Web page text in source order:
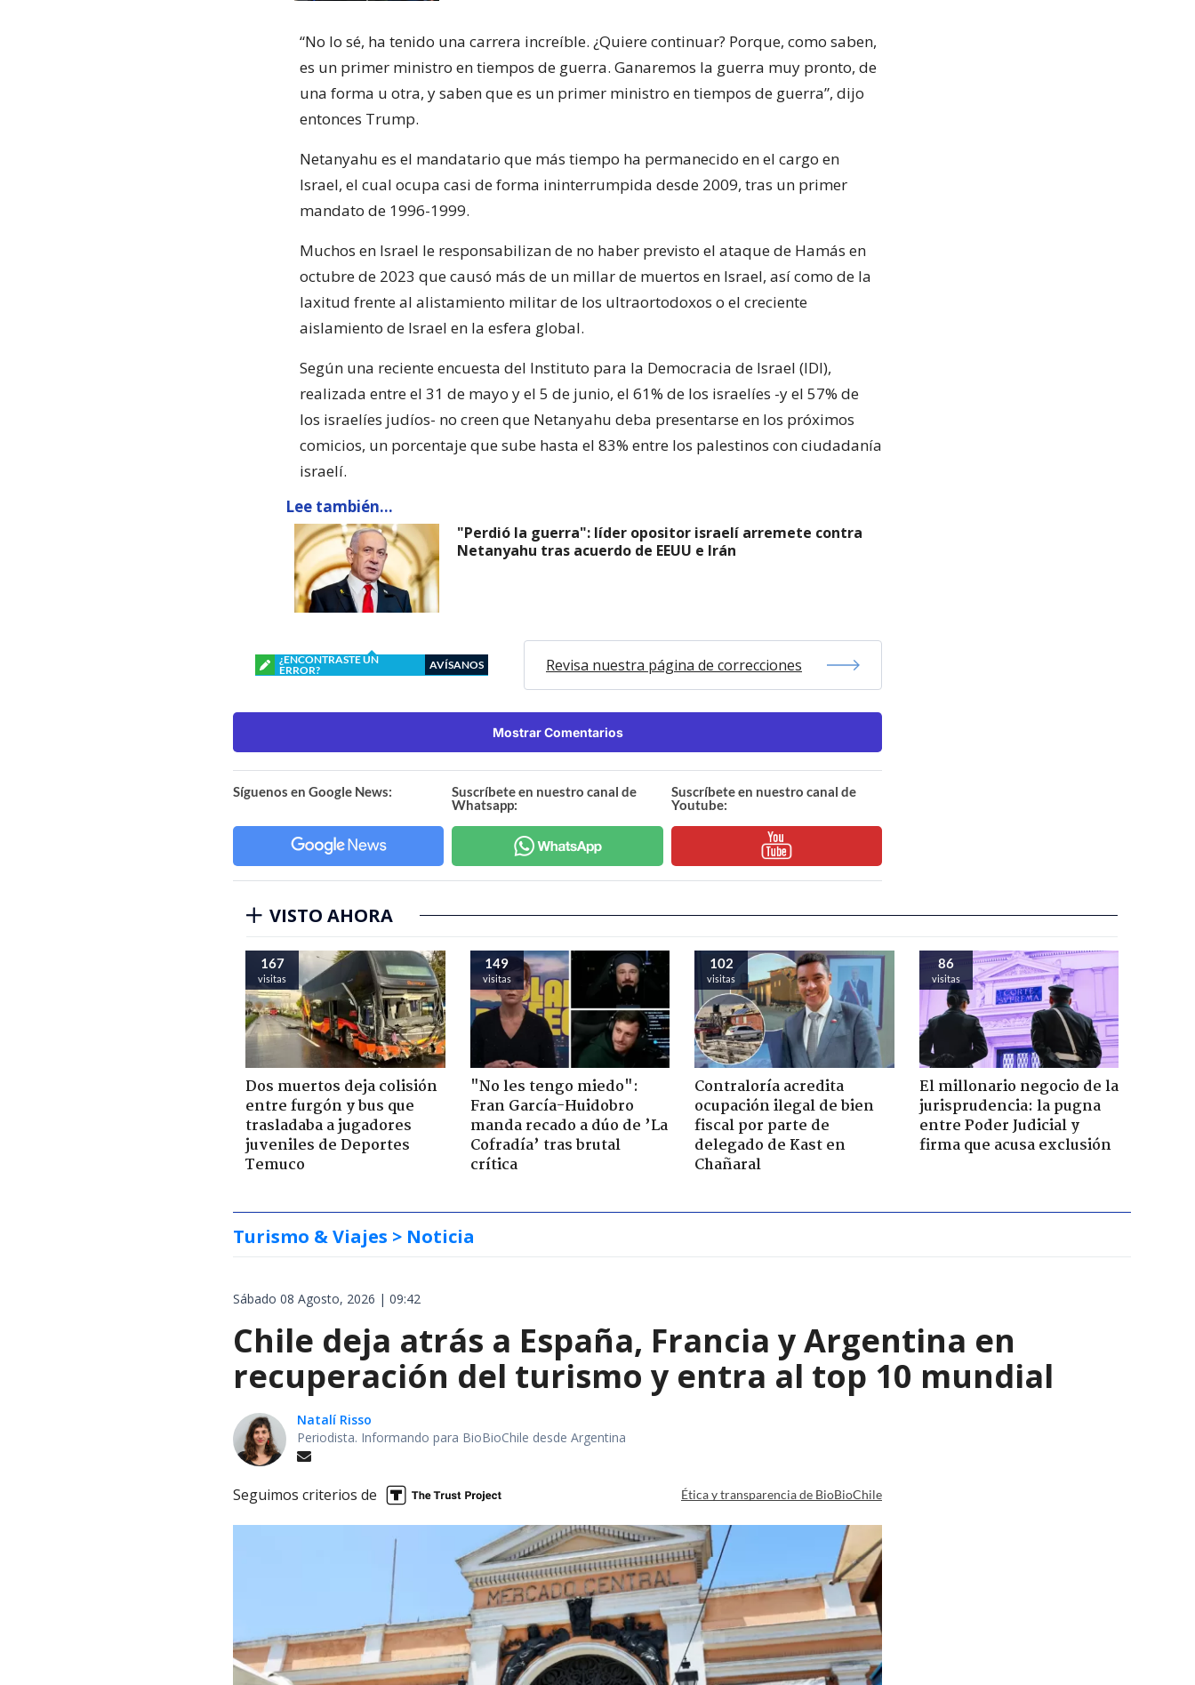
“No lo sé, ha tenido una carrera increíble. ¿Quiere continuar? Porque, como saben,
es un primer ministro en tiempos de guerra. Ganaremos la guerra muy pronto, de
una forma u otra, y saben que es un primer ministro en tiempos de guerra”, dijo
entonces Trump.
Netanyahu es el mandatario que más tiempo ha permanecido en el cargo en
Israel, el cual ocupa casi de forma ininterrumpida desde 2009, tras un primer
mandato de 1996-1999.
Muchos en Israel le responsabilizan de no haber previsto el ataque de Hamás en
octubre de 2023 que causó más de un millar de muertos en Israel, así como de la
laxitud frente al alistamiento militar de los ultraortodoxos o el creciente
aislamiento de Israel en la esfera global.
Según una reciente encuesta del Instituto para la Democracia de Israel (IDI),
realizada entre el 31 de mayo y el 5 de junio, el 61% de los israelíes -y el 57% de
los israelíes judíos- no creen que Netanyahu deba presentarse en los próximos
comicios, un porcentaje que sube hasta el 83% entre los palestinos con ciudadanía
israelí.
Lee también...
"Perdió la guerra": líder opositor israelí arremete contra
Netanyahu tras acuerdo de EEUU e Irán
¿ENCONTRASTE UN
ERROR?
AVÍSANOS Revisa nuestra página de correcciones
Mostrar Comentarios
Síguenos en Google News:
Suscríbete en nuestro canal de
Whatsapp:
Suscríbete en nuestro canal de
Youtube:
VISTO AHORA
167
visitas
Dos muertos deja colisión
entre furgón y bus que
trasladaba a jugadores
juveniles de Deportes
Temuco
149
visitas
"No les tengo miedo":
Fran García-Huidobro
manda recado a dúo de ’La
Cofradía’ tras brutal
crítica
102
visitas
Contraloría acredita
ocupación ilegal de bien
fiscal por parte de
delegado de Kast en
Chañaral
86
visitas
El millonario negocio de la
jurisprudencia: la pugna
entre Poder Judicial y
firma que acusa exclusión
Turismo & Viajes > Noticia
Sábado 08 Agosto, 2026 | 09:42
Chile deja atrás a España, Francia y Argentina en
recuperación del turismo y entra al top 10 mundial
Natalí Risso
Periodista. Informando para BioBioChile desde Argentina
Seguimos criterios de Ética y transparencia de BioBioChile